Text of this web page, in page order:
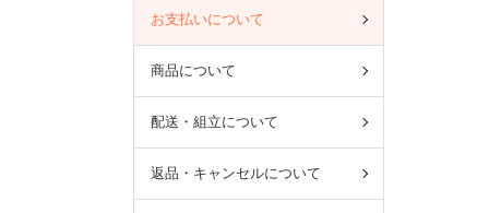
お支払いについて
商品について
配送・組立について
返品・キャンセルについて